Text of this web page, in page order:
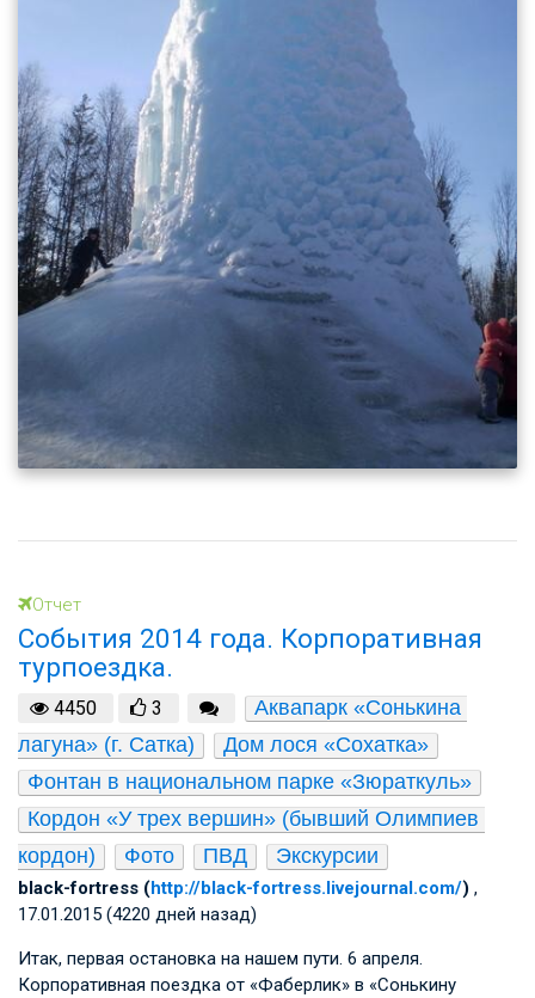
Отчет
События 2014 года. Корпоративная
турпоездка.
4450 3
Аквапарк «Сонькина
лагуна» (г. Сатка)
Дом лося «Сохатка»
Фонтан в национальном парке «Зюраткуль»
Кордон «У трех вершин» (бывший Олимпиев
кордон)
Фото ПВД Экскурсии
black-fortress (http://black-fortress.livejournal.com/) ,
17.01.2015 (4220 дней назад)
Итак, первая остановка на нашем пути. 6 апреля.
Корпоративная поездка от «Фаберлик» в «Сонькину